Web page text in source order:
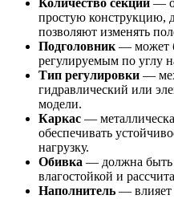
Количество секций —
простую конструкцию,
позволяют изменять
Подголовник — может
регулируемым по углу
Тип регулировки —
гидравлический или
модели.
Каркас —
обеспечивать
нагрузку.
Обивка — должна быть
влагостойкой и
Наполнитель — влияет